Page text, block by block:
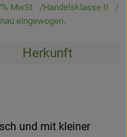
MwSt
Handelsklasse II
eingewogen.
Herkunft
und mit kleiner